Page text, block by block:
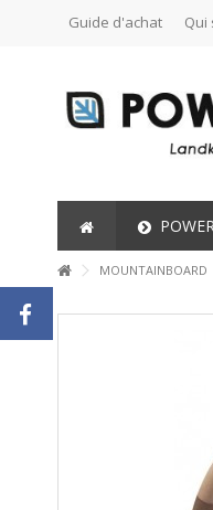
Guide d'achat Qui
MOUNTAINBOARD